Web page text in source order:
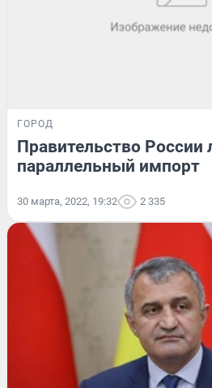
ГОРОД
Правительство России
параллельный импорт
30 марта, 2022, 19:32 2 335